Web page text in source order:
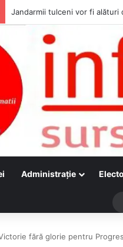
Jandarmii tulceni vor fi alături
Administraţie
fără glorie pentru